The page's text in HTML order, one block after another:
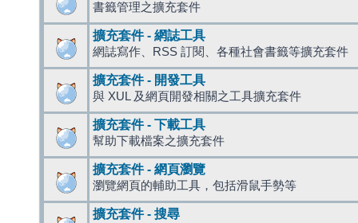
書籤管理之擴充套件
擴充套件 - 網誌工具
網誌寫作、RSS 訂閱、各種社會書籤等擴充套件
擴充套件 - 開發工具
與 XUL 及網頁開發相關之工具擴充套件
擴充套件 - 下載工具
幫助下載檔案之擴充套件
擴充套件 - 網頁瀏覽
瀏覽網頁的輔助工具，包括滑鼠手勢等
擴充套件 - 搜尋